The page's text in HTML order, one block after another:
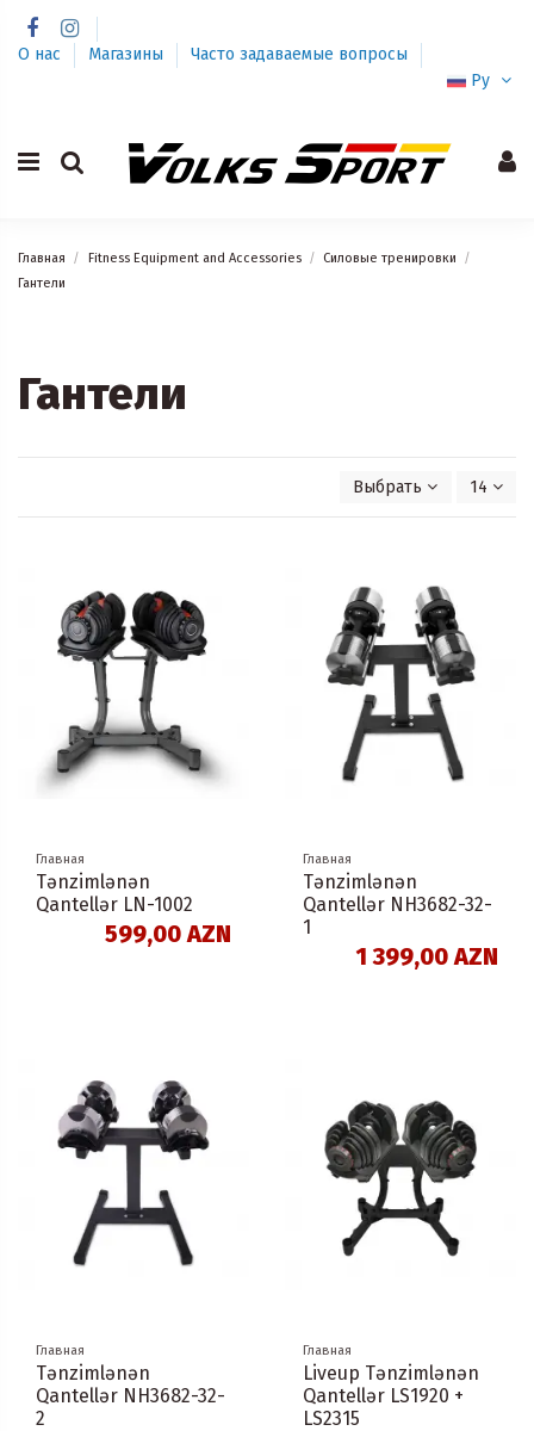
О нас Магазины
Часто задаваемые вопросы
Ру
Главная Fitness Equipment and Accessories
Силовые тренировки
Гантели
Гантели
Выбрать 14
Главная
Tənzimlənən
Qantellər LN-1002
599,00 AZN
Главная
Tənzimlənən
Qantellər NH3682-32-
1
1 399,00 AZN
Главная
Tənzimlənən
Qantellər NH3682-32-
2
Главная
Liveup Tənzimlənən
Qantellər LS1920 +
LS2315